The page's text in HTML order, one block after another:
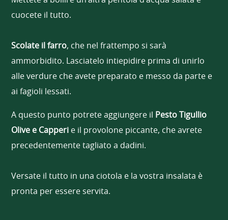
cuocete il tutto.
Scolate il farro, che nel frattempo si sarà
ammorbidito. Lasciatelo intiepidire prima di unirlo
alle verdure che avete preparato e messo da parte e
ai fagioli lessati.
A questo punto potrete aggiungere il
Pesto Tigullio
Olive e Capperi e il provolone piccante, che avrete
precedentemente tagliato a dadini.
Versate il tutto in una ciotola e la vostra insalata è
pronta per essere servita.